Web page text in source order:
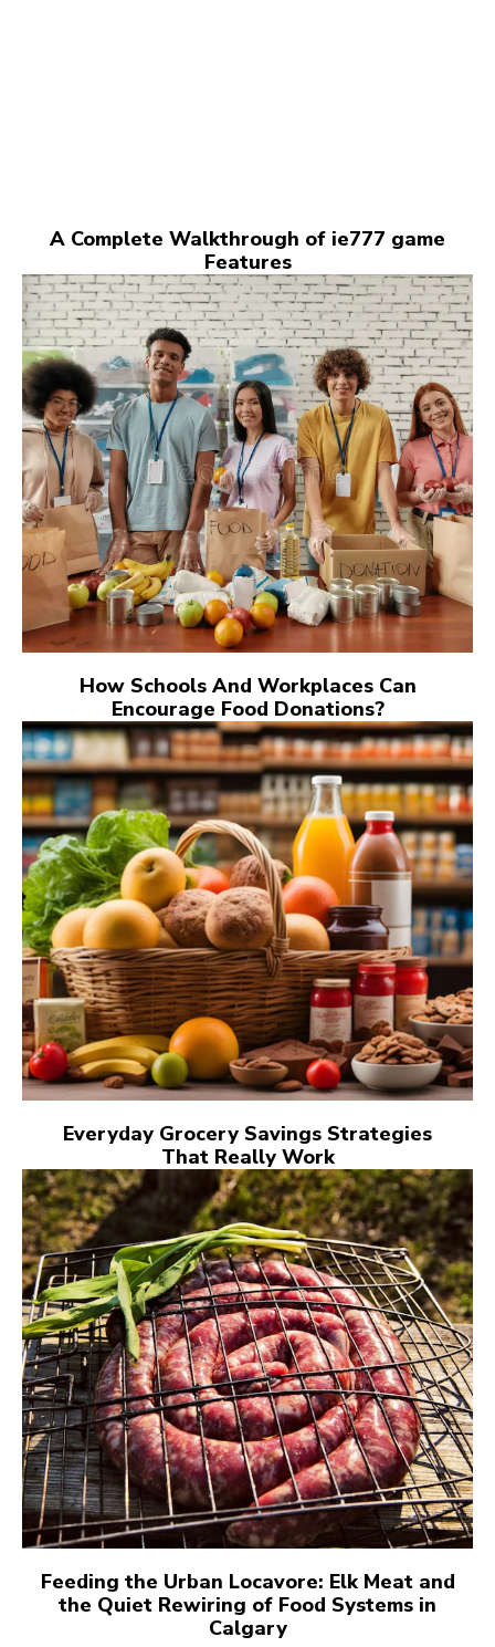
A Complete Walkthrough of ie777 game
Features
How Schools And Workplaces Can
Encourage Food Donations?
Everyday Grocery Savings Strategies
That Really Work
Feeding the Urban Locavore: Elk Meat and
the Quiet Rewiring of Food Systems in
Calgary